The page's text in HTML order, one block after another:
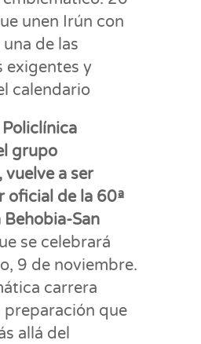
unen Irún con
de las
exigentes y
calendario
Policlínica
grupo
vuelve a ser
oficial de la 60ª
San
se celebrará
9 de noviembre.
carrera
preparación que
allá del